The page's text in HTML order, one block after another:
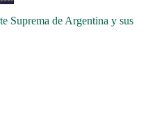
Suprema de Argentina y sus